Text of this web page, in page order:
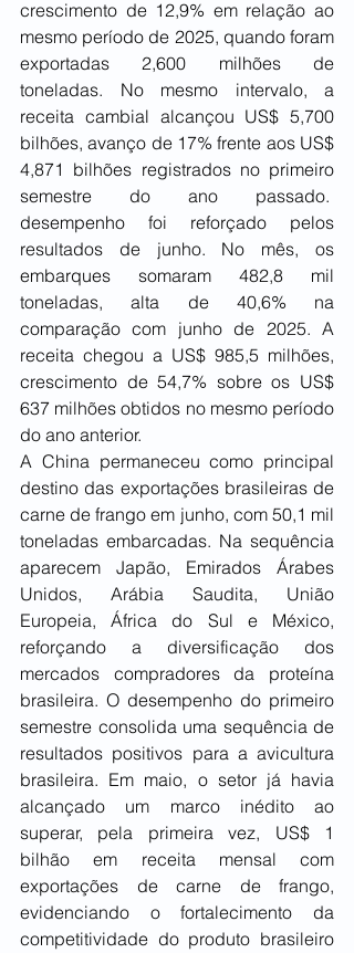
crescimento de 12,9% em relação ao
mesmo período de 2025, quando foram
exportadas 2,600 milhões de
toneladas. No mesmo intervalo, a
receita cambial alcançou US$ 5,700
bilhões, avanço de 17% frente aos US$
4,871 bilhões registrados no primeiro
semestre do ano passado.
desempenho foi reforçado pelos
resultados de junho. No mês, os
embarques somaram 482,8 mil
toneladas, alta de 40,6% na
comparação com junho de 2025. A
receita chegou a US$ 985,5 milhões,
crescimento de 54,7% sobre os US$
637 milhões obtidos no mesmo período
do ano anterior.
A China permaneceu como principal
destino das exportações brasileiras de
carne de frango em junho, com 50,1 mil
toneladas embarcadas. Na sequência
aparecem Japão, Emirados Árabes
Unidos, Arábia Saudita, União
Europeia, África do Sul e México,
reforçando a diversificação dos
mercados compradores da proteína
brasileira. O desempenho do primeiro
semestre consolida uma sequência de
resultados positivos para a avicultura
brasileira. Em maio, o setor já havia
alcançado um marco inédito ao
superar, pela primeira vez, US$ 1
bilhão em receita mensal com
exportações de carne de frango,
evidenciando o fortalecimento da
competitividade do produto brasileiro